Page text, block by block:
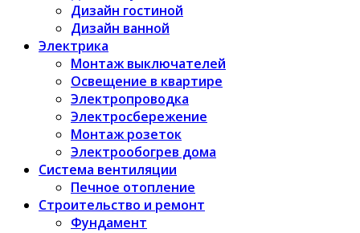
Дизайн гостиной
Дизайн ванной
Электрика
Монтаж выключателей
Освещение в квартире
Электропроводка
Электросбережение
Монтаж розеток
Электрообогрев дома
Система вентиляции
Печное отопление
Строительство и ремонт
Фундамент